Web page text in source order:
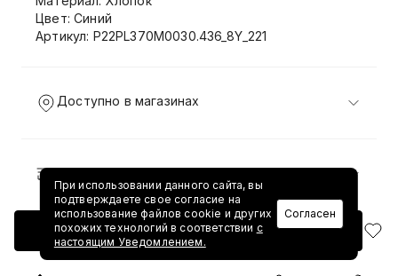
Добавить в корзину
Цвет: Синий
Артикул: P22PL370M0030.436_8Y_221
Доступно в магазинах
Доставка и возврат
При использовании данного сайта, вы
подтверждаете свое согласие на
использование файлов cookie и других
похожих технологий в соответствии с
настоящим Уведомлением.
Согласен